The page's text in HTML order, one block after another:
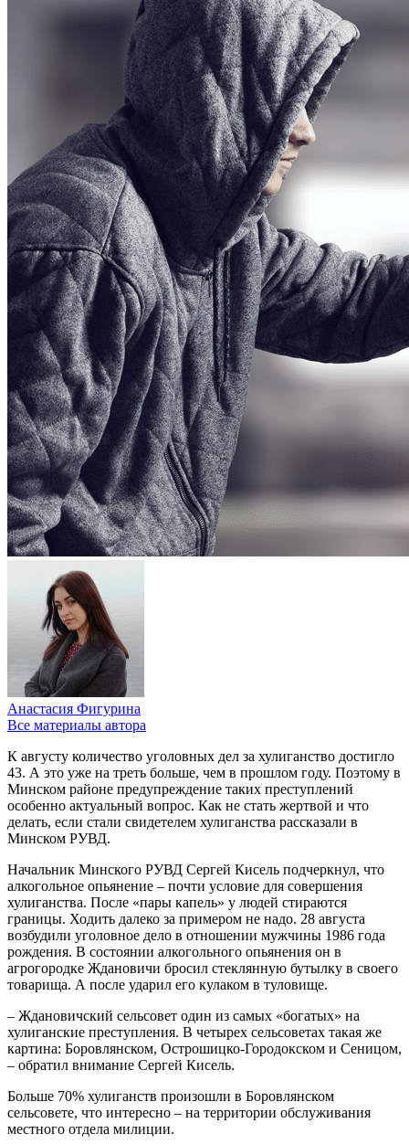
Анастасия Фигурина
Все материалы автора
К августу количество уголовных дел за хулиганство достигло
43. А это уже на треть больше, чем в прошлом году. Поэтому в
Минском районе предупреждение таких преступлений
особенно актуальный вопрос. Как не стать жертвой и что
делать, если стали свидетелем хулиганства рассказали в
Минском РУВД.
Начальник Минского РУВД Сергей Кисель подчеркнул, что
алкогольное опьянение – почти условие для совершения
хулиганства. После «пары капель» у людей стираются
границы. Ходить далеко за примером не надо. 28 августа
возбудили уголовное дело в отношении мужчины 1986 года
рождения. В состоянии алкогольного опьянения он в
агрогородке Ждановичи бросил стеклянную бутылку в своего
товарища. А после ударил его кулаком в туловище.
– Ждановичский сельсовет один из самых «богатых» на
хулиганские преступления. В четырех сельсоветах такая же
картина: Боровлянском, Острошицко-Городокском и Сеницом,
– обратил внимание Сергей Кисель.
Больше 70% хулиганств произошли в Боровлянском
сельсовете, что интересно – на территории обслуживания
местного отдела милиции.